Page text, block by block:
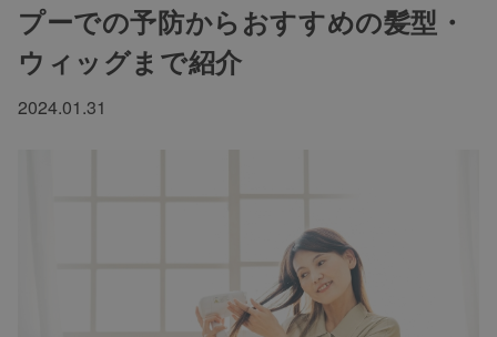
プーでの予防からおすすめの髪型・
ウィッグまで紹介
2024.01.31